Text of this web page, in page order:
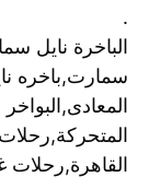
.
الباخرة نايل
سمارت,باخره
المعادى,البواخر
المتحركة,رحلات
القاهرة,رحلات